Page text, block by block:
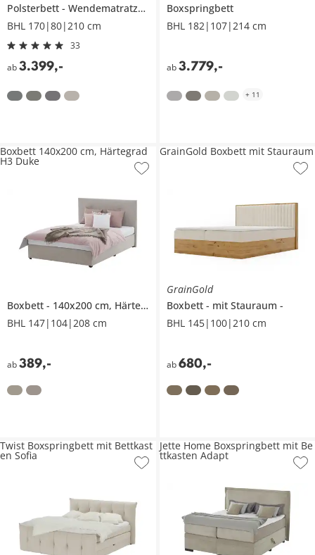
Polsterbett
Wendematratze
Flexline 2.0
BHL 170|80|210 cm
33
ab3.399,-
Boxspringbett
BHL 182|107|214 cm
ab 3.779,-
+ 11
Boxbett 140x200 cm, Härtegrad H3
Duke
BHL 147|104|208 cm
ab389,-
Boxbett 140x200 cm, Härtegrad
H3 Duke
GrainGold
Boxbett
mit Stauraum
BHL 145|100|210 cm
ab 680,-
GrainGold Boxbett mit Stauraum
Twist Boxspringbett mit Bettkast
en Sofia
Jette Home Boxspringbett mit Be
ttkasten Adapt